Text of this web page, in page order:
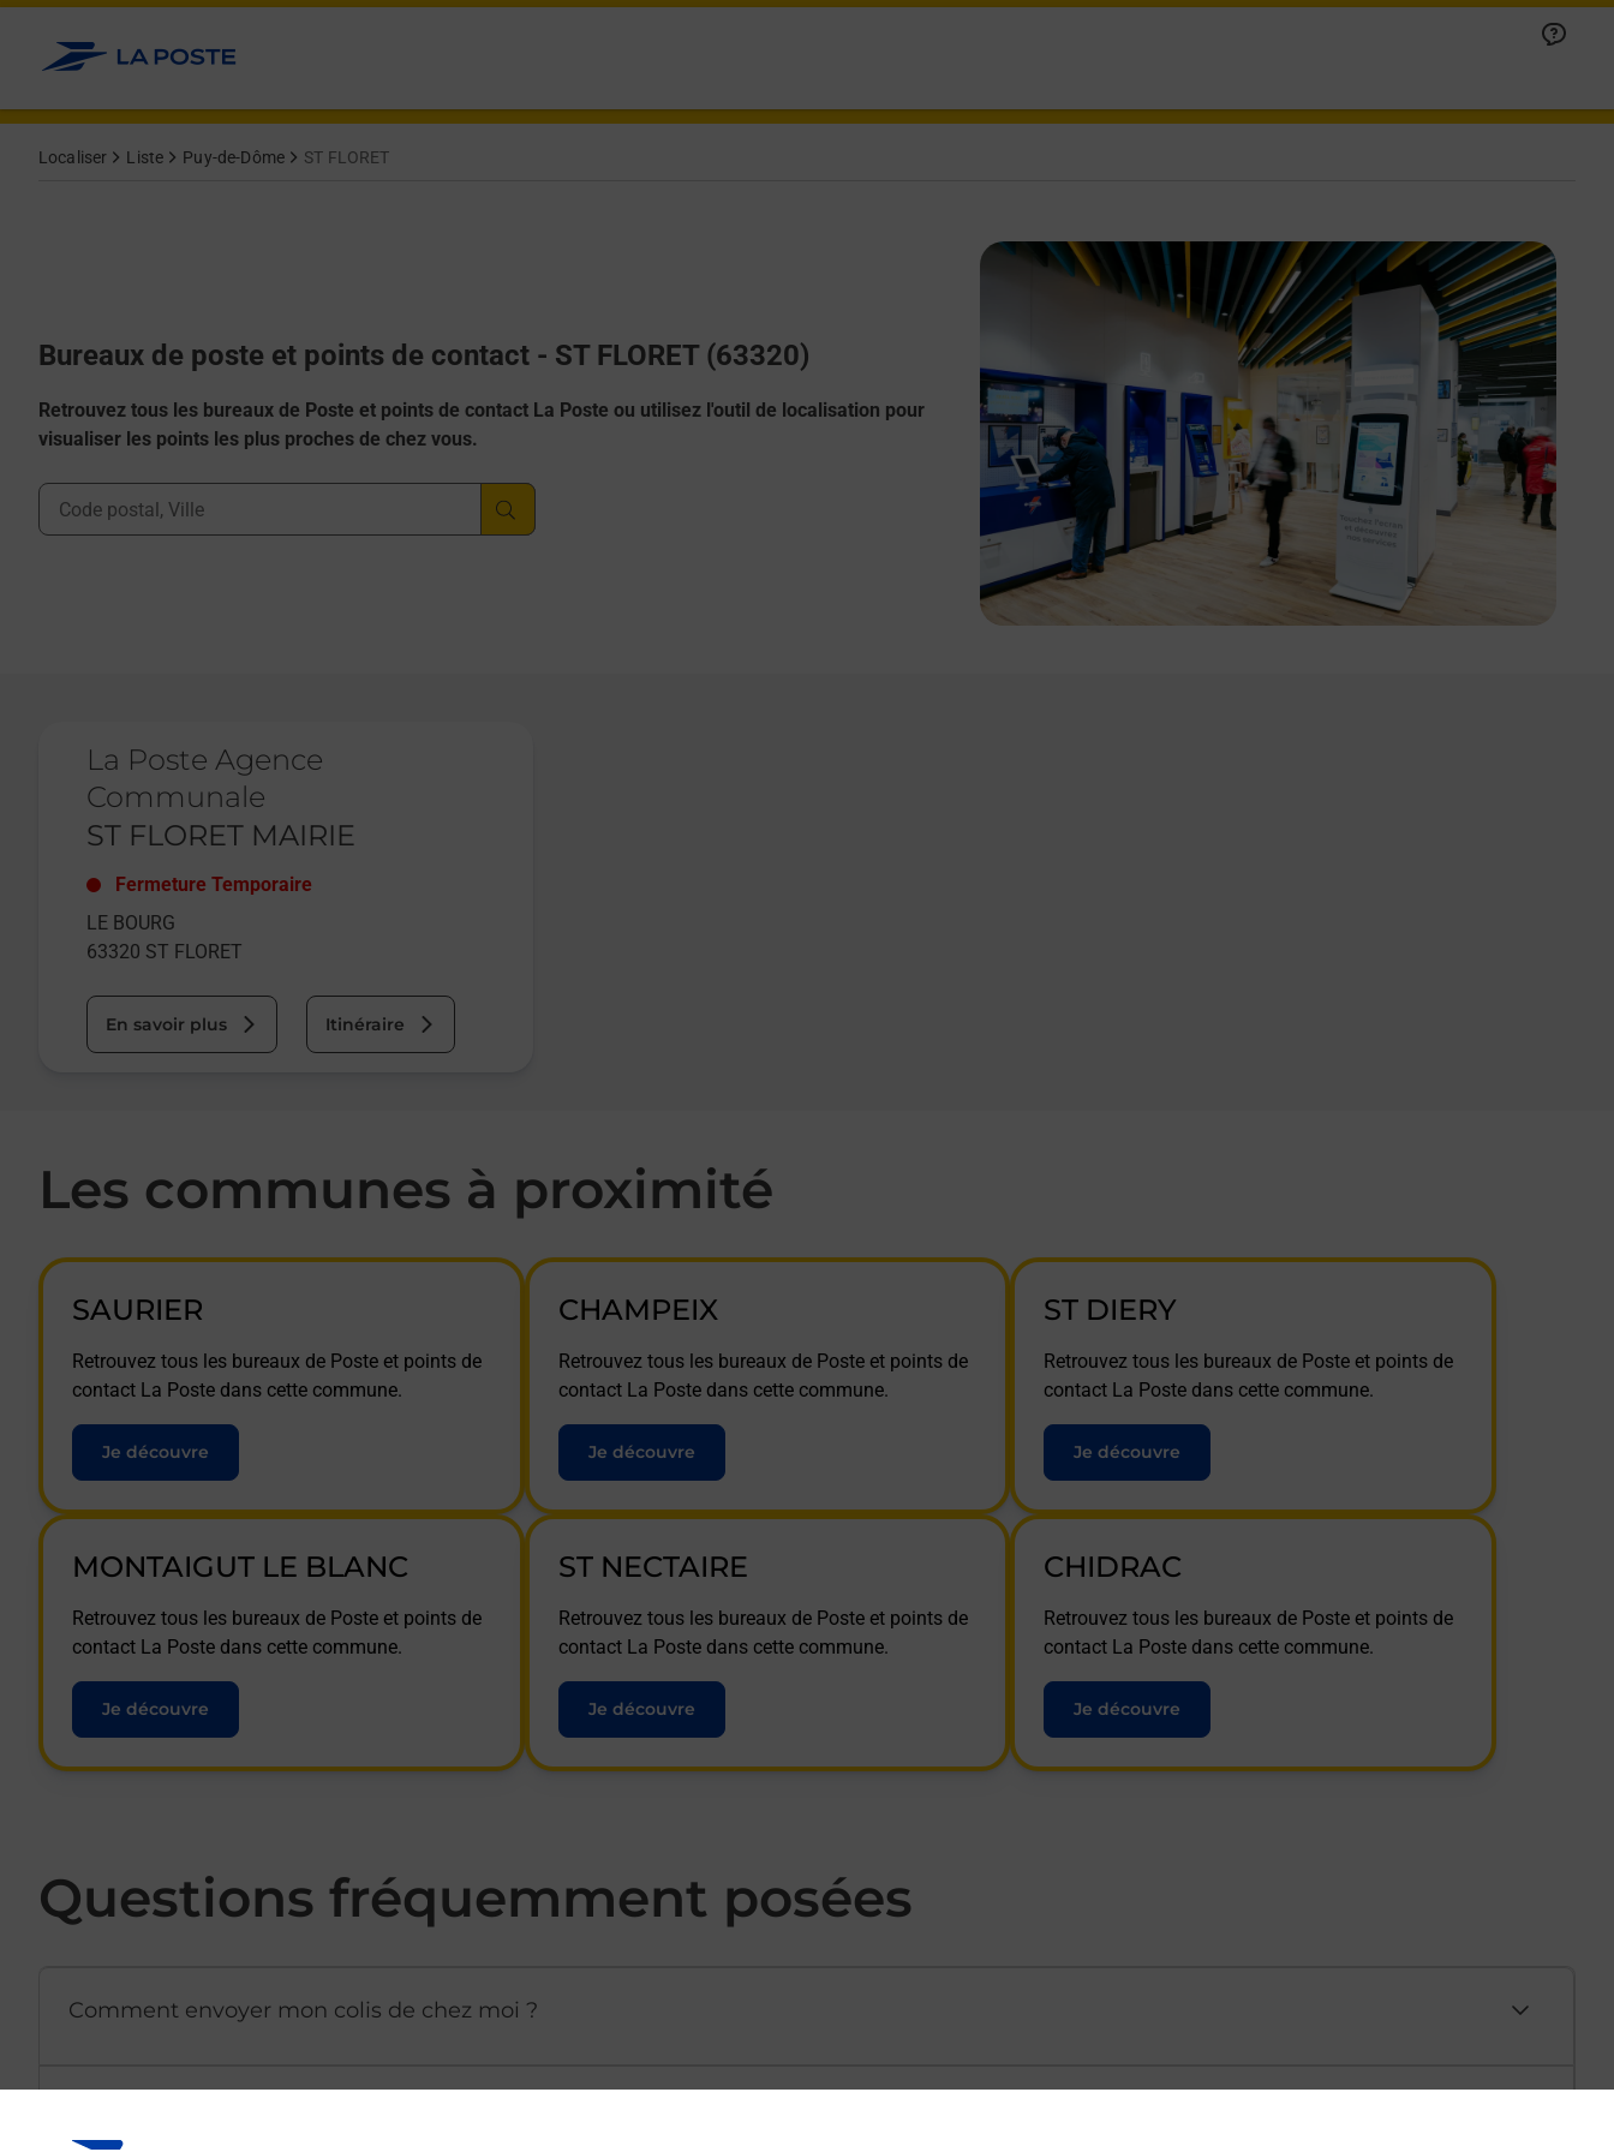
Allez au contenu
Localiser Liste Puy-de-Dôme ST FLORET
Bureaux de poste et points de contact - ST FLORET (63320)
Retrouvez tous les bureaux de Poste et points de contact La Poste ou utilisez l'outil de localisation pour
visualiser les points les plus proches de chez vous.
Ville, Département, Code Postal
La Poste Agence
Communale
ST FLORET MAIRIE
Fermeture Temporaire
LE BOURG
63320 ST FLORET
En savoir plus Itinéraire
Les communes à proximité
SAURIER
Retrouvez tous les bureaux de Poste et points de
contact La Poste dans cette commune.
Je découvre
CHAMPEIX
Retrouvez tous les bureaux de Poste et points de
contact La Poste dans cette commune.
Je découvre
ST DIERY
Retrouvez tous les bureaux de Poste et points de
contact La Poste dans cette commune.
Je découvre
MONTAIGUT LE BLANC
Retrouvez tous les bureaux de Poste et points de
contact La Poste dans cette commune.
Je découvre
ST NECTAIRE
Retrouvez tous les bureaux de Poste et points de
contact La Poste dans cette commune.
Je découvre
CHIDRAC
Retrouvez tous les bureaux de Poste et points de
contact La Poste dans cette commune.
Je découvre
Questions fréquemment posées
Comment envoyer mon colis de chez moi ?
Afficher ou masquer la réponse
Afficher ou masquer la réponse
Afficher ou masquer la réponse
Afficher ou masquer la réponse
Afficher ou masquer la réponse